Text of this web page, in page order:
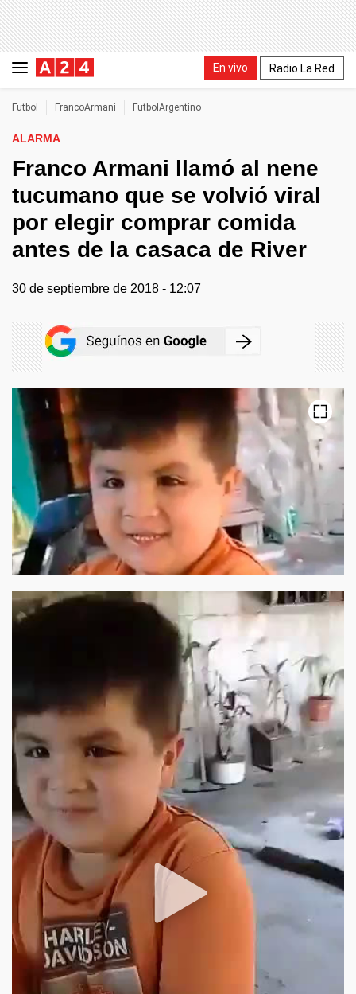
En vivo Radio La Red
Futbol FrancoArmani FutbolArgentino
ALARMA
Franco Armani llamó al nene
tucumano que se volvió viral
por elegir comprar comida
antes de la casaca de River
30 de septiembre de 2018 - 12:07